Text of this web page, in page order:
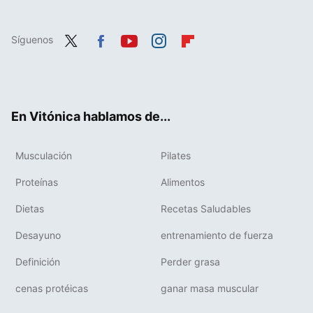
Síguenos
En Vitónica hablamos de...
Musculación Pilates
Proteínas Alimentos
Dietas Recetas Saludables
Desayuno entrenamiento de fuerza
Definición Perder grasa
cenas protéicas ganar masa muscular